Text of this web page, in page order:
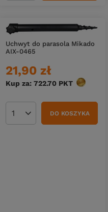
Uchwyt do parasola Mikado
AIX-0465
21,90 zł
Kup za: 722.70 PKT punktów
Ilość produktówDO KOSZYKA